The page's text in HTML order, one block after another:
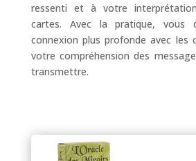
ressenti et à votre
cartes. Avec la pratique, vous
connexion plus profonde avec les
votre compréhension des
transmettre.